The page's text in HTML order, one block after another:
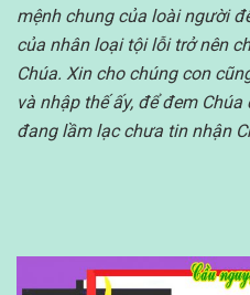
mệnh chung của loài người
của nhân loại tội lỗi trở nên
Chúa. Xin cho chúng con
và nhập thế ấy, để đem
đang lầm lạc chưa tin nhận